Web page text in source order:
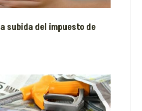
subida del impuesto de